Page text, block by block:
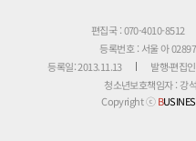
편집국 : 070-4010-8512
등록번호 : 서울 아 02897
등록일: 2013.11.13
발행·편집
청소년보호책임자 : 강
Copyright ⓒB